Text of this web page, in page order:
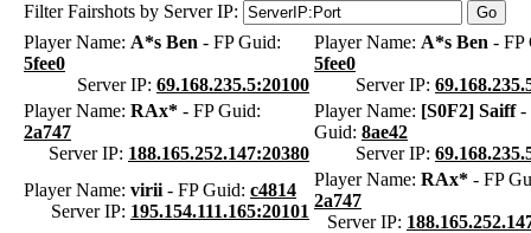
Filter Fairshots by Server IP:
Player Name: A*s Ben - FP Guid:
5fee0
Server IP: 69.168.235.5:20100
Player Name: A*s Ben - FP
5fee0
Server IP:
Player Name: RAx* - FP Guid:
2a747
Server IP: 188.165.252.147:20380
Player Name: [S0F2] Saiff-
Guid: 8ae42
Server IP:
Player Name: virii - FP Guid: c4814
Server IP: 195.154.111.165:20101
Player Name: RAx* - FP
2a747
Server IP: